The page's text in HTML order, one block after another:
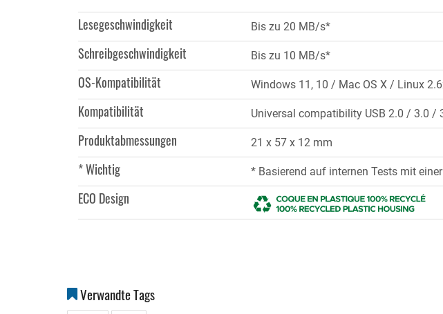
Lesegeschwindigkeit Bis zu 20 MB/s*
Schreibgeschwindigkeit Bis zu 10 MB/s*
OS-Kompatibilität Windows 11, 10 / Mac OS X / Linux
Kompatibilität Universal compatibility USB 2.0 / 3.0 /
Produktabmessungen 21 x 57 x 12 mm
* Wichtig * Basierend auf internen Tests mit
ECO Design
Verwandte Tags